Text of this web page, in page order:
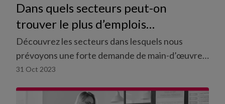
Dans quels secteurs peut-on
trouver le plus d’emplois
actuellement?
Découvrez les secteurs dans lesquels nous
prévoyons une forte demande de main-d’œuvre
et comment vous pouvez augmenter vos chances
31 Oct 2023